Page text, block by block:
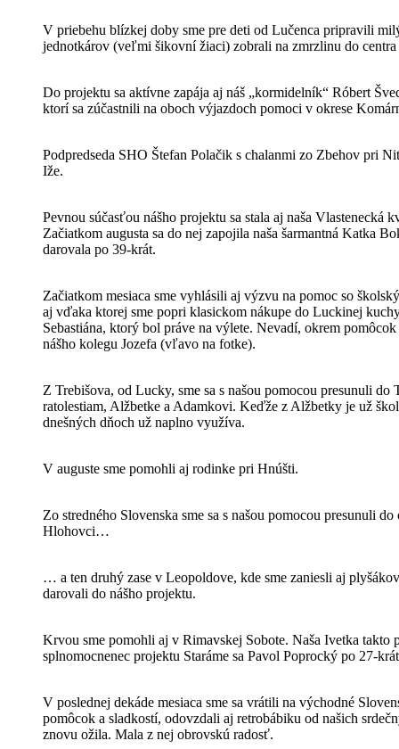
V priebehu blízkej doby sme pre deti od Lučenca pripravili
jednotkárov (veľmi šikovní žiaci) zobrali na zmrzlinu do centra
Do projektu sa aktívne zapája aj náš „kormidelník“ Róbert
ktorí sa zúčastnili na oboch výjazdoch pomoci v okrese
Podpredseda SHO Štefan Polačik s chalanmi zo Zbehov pri
Iže.
Pevnou súčasťou nášho projektu sa stala aj naša Vlastenecká
Začiatkom augusta sa do nej zapojila naša šarmantná Katka
darovala po 39-krát.
Začiatkom mesiaca sme vyhlásili aj výzvu na pomoc so
aj vďaka ktorej sme popri klasickom nákupe do Luckinej
Sebastiána, ktorý bol práve na výlete. Nevadí, okrem
nášho kolegu Jozefa (vľavo na fotke).
Z Trebišova, od Lucky, sme sa s našou pomocou presunuli
ratolestiam, Alžbetke a Adamkovi. Keďže z Alžbetky je už
dnešných dňoch už naplno využíva.
V auguste sme pomohli aj rodinke pri Hnúšti.
Zo stredného Slovenska sme sa s našou pomocou presunuli
Hlohovci…
… a ten druhý zase v Leopoldove, kde sme zaniesli aj
darovali do nášho projektu.
Krvou sme pomohli aj v Rimavskej Sobote. Naša Ivetka takto
splnomocnenec projektu Staráme sa Pavol Poprocký po 27-
V poslednej dekáde mesiaca sme sa vrátili na východné
pomôcok a sladkostí, odovzdali aj retrobábiku od našich
znovu ožila. Mala z nej obrovskú radosť.